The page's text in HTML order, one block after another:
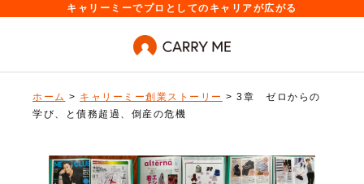
キャリーミーでプロとしてのキャリアが広がる
ホーム > キャリーミー創業ストーリー > 3章 ゼロからの
学び、と債務超過、倒産の危機